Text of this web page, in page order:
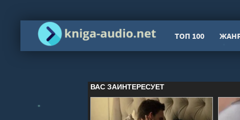
ТОП 100